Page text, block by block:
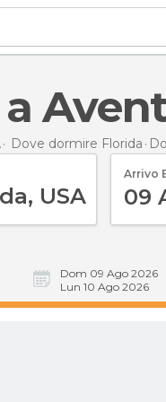
a
Dove dormire Florida
Arrivo
09
Dom 09 Ago 2026
Lun 10 Ago 2026